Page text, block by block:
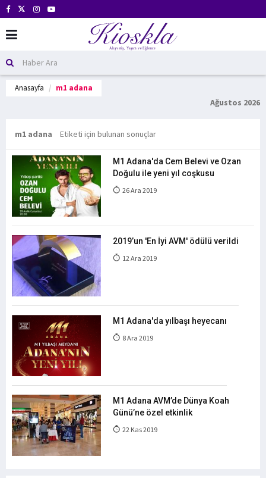
Anasayfa m1 adana
Ağustos 2026
m1 adana Etiketi için bulunan sonuçlar
M1 Adana'da Cem Belevi ve Ozan
Doğulu ile yeni yıl coşkusu
26 Ara 2019
2019’un 'En İyi AVM' ödülü verildi
12 Ara 2019
M1 Adana'da yılbaşı heyecanı
8 Ara 2019
M1 Adana AVM’de Dünya Koah
Günü’ne özel etkinlik
22 Kas 2019